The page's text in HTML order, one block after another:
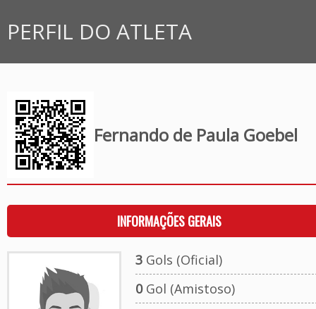
PERFIL DO ATLETA
Fernando de Paula Goebel
INFORMAÇÕES GERAIS
3Gols (Oficial)
0Gol (Amistoso)